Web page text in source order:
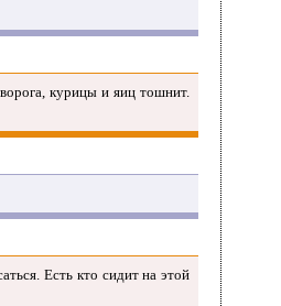
курицы и яиц тошнит.
Есть кто сидит на этой